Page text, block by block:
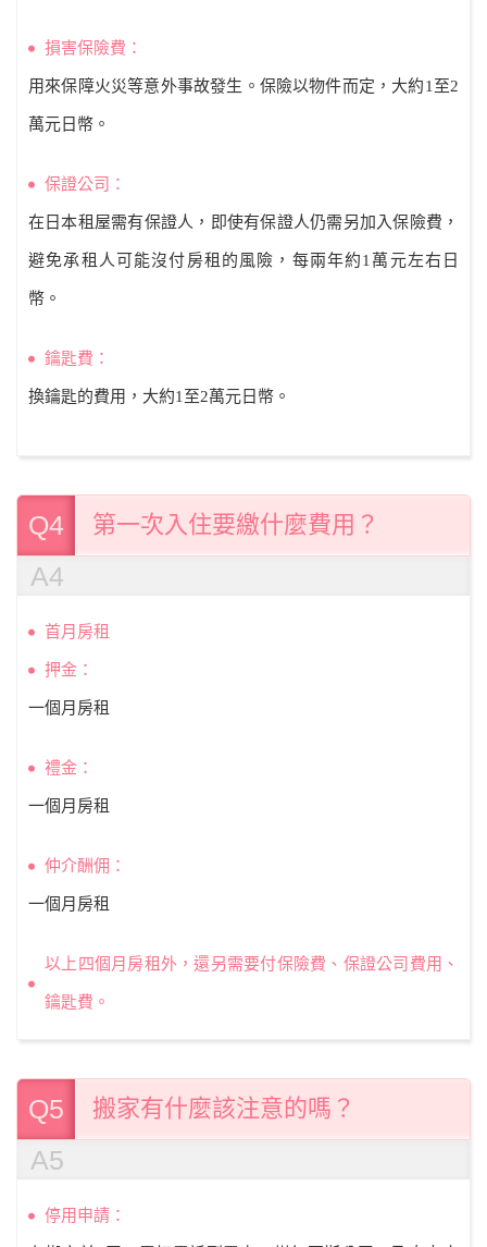
損害保險費：
用來保障火災等意外事故發生。保險以物件而定，大約1至2
萬元日幣。
保證公司：
在日本租屋需有保證人，即使有保證人仍需另加入保險費，
避免承租人可能沒付房租的風險，每兩年約1萬元左右日
幣。
鑰匙費：
換鑰匙的費用，大約1至2萬元日幣。
Q4 第一次入住要繳什麼費用？
A4
首月房租
押金：
一個月房租
禮金：
一個月房租
仲介酬佣：
一個月房租
以上四個月房租外，還另需要付保險費、保證公司費用、
鑰匙費。
Q5 搬家有什麼該注意的嗎？
A5
停用申請：